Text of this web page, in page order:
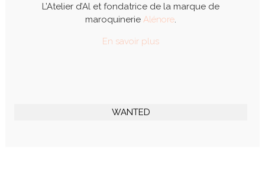
L’Atelier d’Al et fondatrice de la marque de
maroquinerie Alénore.
En savoir plus
WANTED